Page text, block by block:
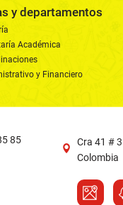
y departamentos
Académica
y Financiero
85
Cra 41 #
Colombia